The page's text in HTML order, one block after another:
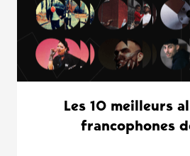
Les 10 meilleurs
francophones